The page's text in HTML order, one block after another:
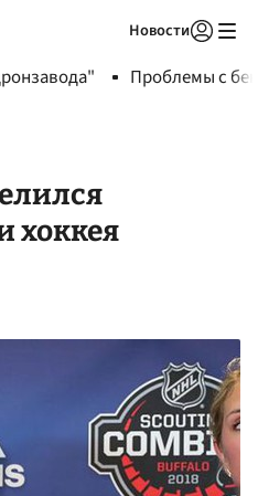
Новости
Проблемы с
хоккея